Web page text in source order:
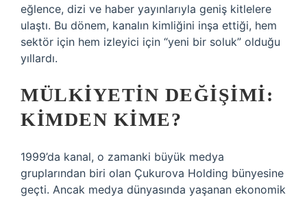
eğlence, dizi ve haber yayınlarıyla geniş kitlelere
ulaştı. Bu dönem, kanalın kimliğini inşa ettiği, hem
sektör için hem izleyici için “yeni bir soluk” olduğu
yıllardı.
MÜLKIYETIN DEĞIŞIMI:
KIMDEN KIME?
1999’da kanal, o zamanki büyük medya
gruplarından biri olan Çukurova Holding bünyesine
geçti. Ancak medya dünyasında yaşanan ekonomik